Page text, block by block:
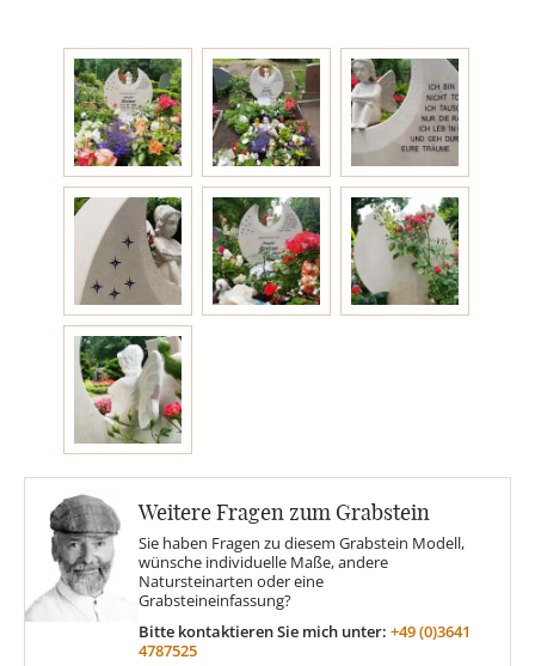
Stelen
MOTIVE
Glas
Findling
MATERIAL
Weitere Fragen zum Grabstein
Sie haben Fragen zu diesem Grabstein Modell,
wünsche individuelle Maße, andere
Natursteinarten oder eine
Grabsteineinfassung?
Bitte kontaktieren Sie mich unter: +49 (0)3641
4787525